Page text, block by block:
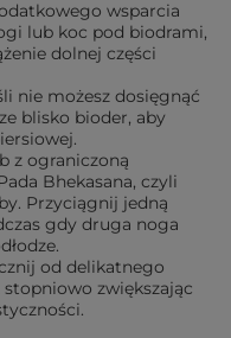
wsparcia
lub koc pod biodrami,
dolnej części
nie możesz dosięgnąć
blisko bioder, aby
z ograniczoną
Bhekasana, czyli
Przyciągnij jedną
gdy druga noga
od delikatnego
zwiększając